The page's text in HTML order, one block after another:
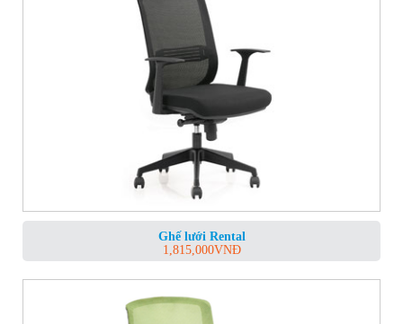
Ghế lưới Rental
1,815,000VNĐ